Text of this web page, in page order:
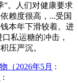
”。人们对健康要求
赖度很高，...受国
本年下滑较着。进
私运糖的冲击，
压严沉。
（2026年5月 :
: